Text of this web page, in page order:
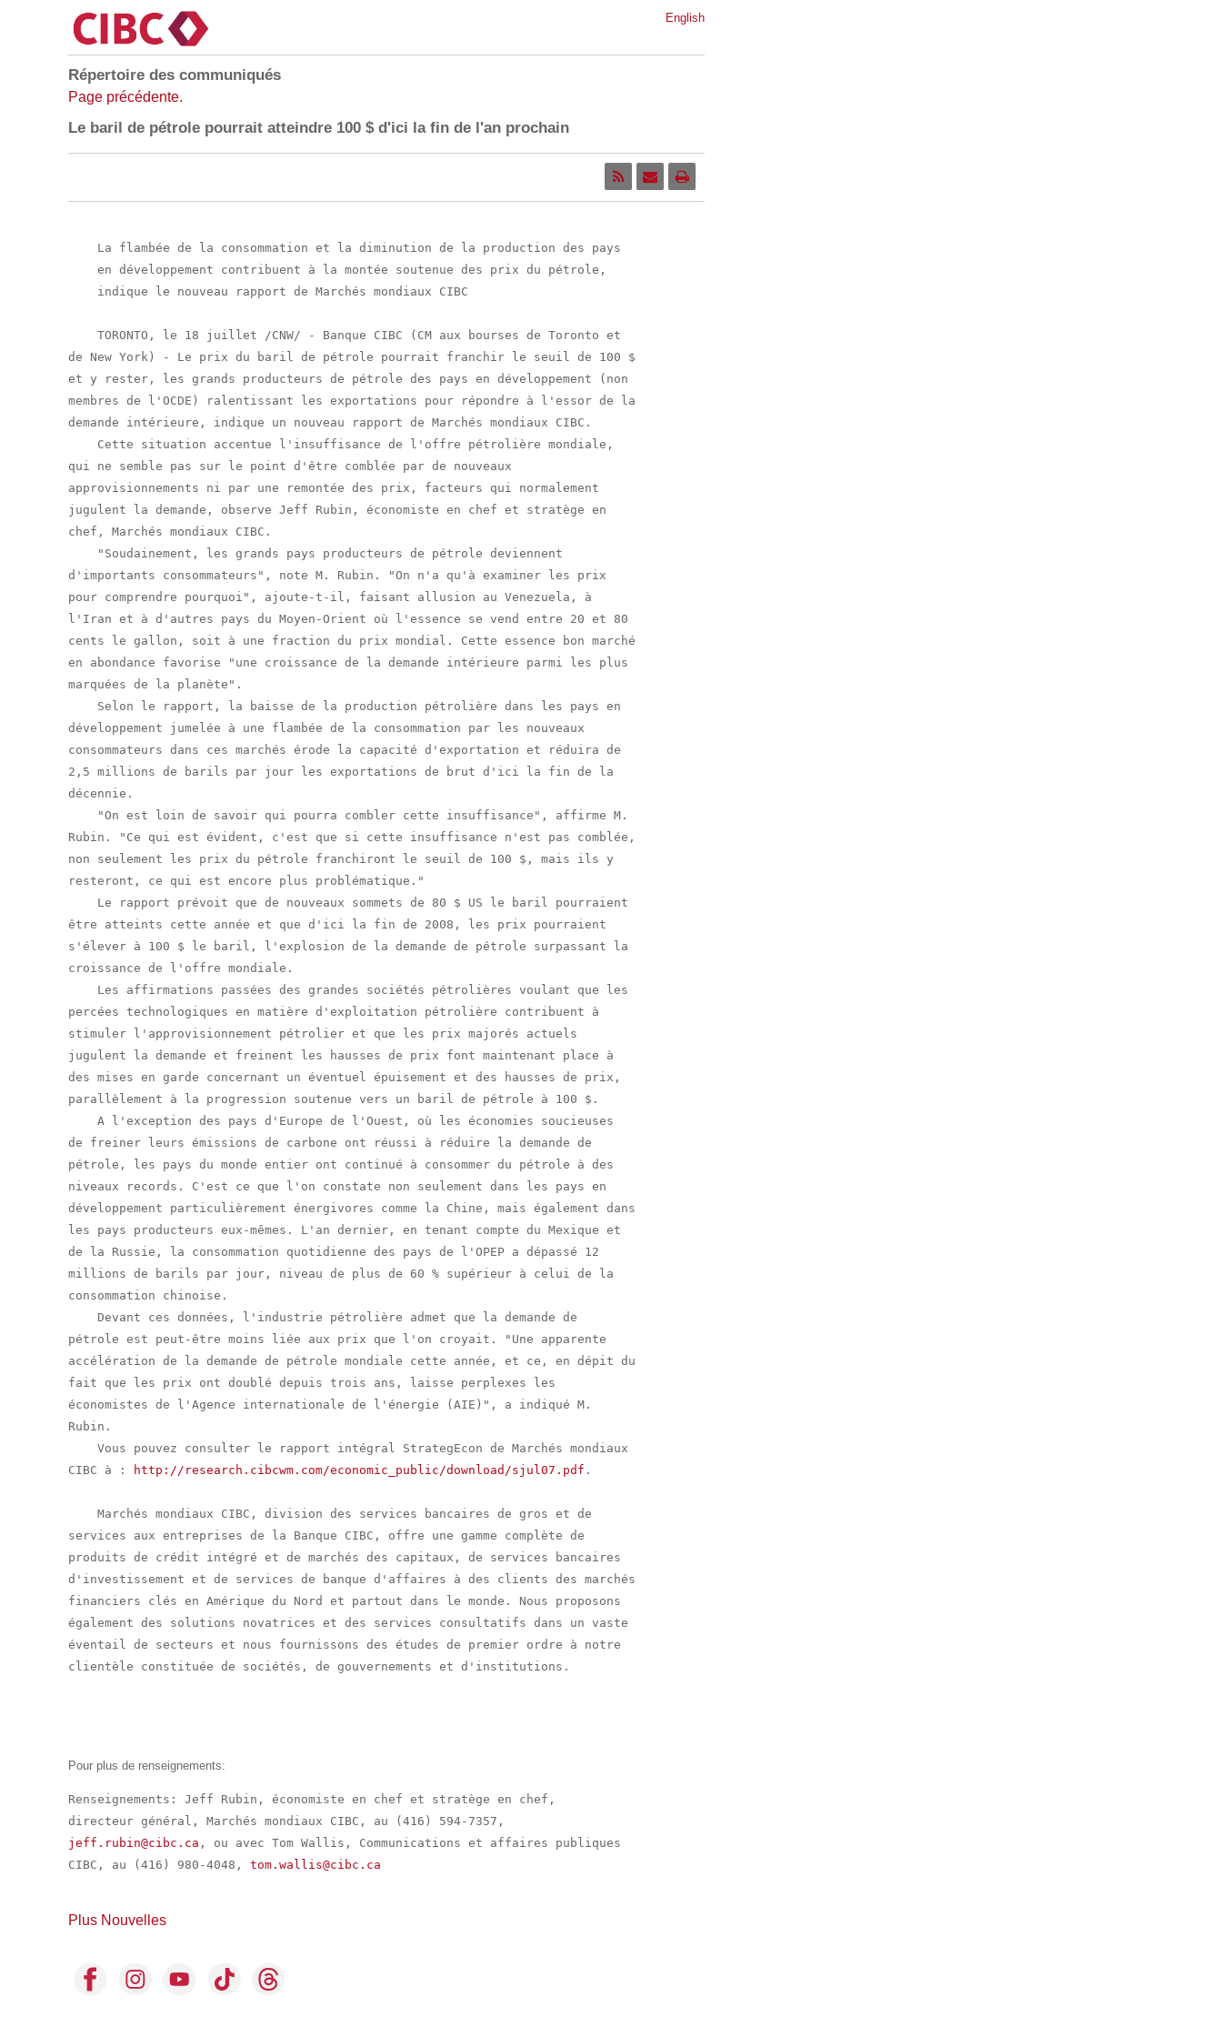
English
Répertoire des communiqués
Page précédente.
Le baril de pétrole pourrait atteindre 100 $ d'ici la fin de l'an prochain
    La flambée de la consommation et la diminution de la production des pays
    en développement contribuent à la montée soutenue des prix du pétrole,
    indique le nouveau rapport de Marchés mondiaux CIBC
    TORONTO, le 18 juillet /CNW/ - Banque CIBC (CM aux bourses de Toronto et
de New York) - Le prix du baril de pétrole pourrait franchir le seuil de 100 $
et y rester, les grands producteurs de pétrole des pays en développement (non
membres de l'OCDE) ralentissant les exportations pour répondre à l'essor de la
demande intérieure, indique un nouveau rapport de Marchés mondiaux CIBC.
    Cette situation accentue l'insuffisance de l'offre pétrolière mondiale,
qui ne semble pas sur le point d'être comblée par de nouveaux
approvisionnements ni par une remontée des prix, facteurs qui normalement
jugulent la demande, observe Jeff Rubin, économiste en chef et stratège en
chef, Marchés mondiaux CIBC.
    "Soudainement, les grands pays producteurs de pétrole deviennent
d'importants consommateurs", note M. Rubin. "On n'a qu'à examiner les prix
pour comprendre pourquoi", ajoute-t-il, faisant allusion au Venezuela, à
l'Iran et à d'autres pays du Moyen-Orient où l'essence se vend entre 20 et 80
cents le gallon, soit à une fraction du prix mondial. Cette essence bon marché
en abondance favorise "une croissance de la demande intérieure parmi les plus
marquées de la planète".
    Selon le rapport, la baisse de la production pétrolière dans les pays en
développement jumelée à une flambée de la consommation par les nouveaux
consommateurs dans ces marchés érode la capacité d'exportation et réduira de
2,5 millions de barils par jour les exportations de brut d'ici la fin de la
décennie.
    "On est loin de savoir qui pourra combler cette insuffisance", affirme M.
Rubin. "Ce qui est évident, c'est que si cette insuffisance n'est pas comblée,
non seulement les prix du pétrole franchiront le seuil de 100 $, mais ils y
resteront, ce qui est encore plus problématique."
    Le rapport prévoit que de nouveaux sommets de 80 $ US le baril pourraient
être atteints cette année et que d'ici la fin de 2008, les prix pourraient
s'élever à 100 $ le baril, l'explosion de la demande de pétrole surpassant la
croissance de l'offre mondiale.
    Les affirmations passées des grandes sociétés pétrolières voulant que les
percées technologiques en matière d'exploitation pétrolière contribuent à
stimuler l'approvisionnement pétrolier et que les prix majorés actuels
jugulent la demande et freinent les hausses de prix font maintenant place à
des mises en garde concernant un éventuel épuisement et des hausses de prix,
parallèlement à la progression soutenue vers un baril de pétrole à 100 $.
    A l'exception des pays d'Europe de l'Ouest, où les économies soucieuses
de freiner leurs émissions de carbone ont réussi à réduire la demande de
pétrole, les pays du monde entier ont continué à consommer du pétrole à des
niveaux records. C'est ce que l'on constate non seulement dans les pays en
développement particulièrement énergivores comme la Chine, mais également dans
les pays producteurs eux-mêmes. L'an dernier, en tenant compte du Mexique et
de la Russie, la consommation quotidienne des pays de l'OPEP a dépassé 12
millions de barils par jour, niveau de plus de 60 % supérieur à celui de la
consommation chinoise.
    Devant ces données, l'industrie pétrolière admet que la demande de
pétrole est peut-être moins liée aux prix que l'on croyait. "Une apparente
accélération de la demande de pétrole mondiale cette année, et ce, en dépit du
fait que les prix ont doublé depuis trois ans, laisse perplexes les
économistes de l'Agence internationale de l'énergie (AIE)", a indiqué M.
Rubin.
    Vous pouvez consulter le rapport intégral StrategEcon de Marchés mondiaux
CIBC à :
http://research.cibcwm.com/economic_public/download/sjul07.pdf .
    Marchés mondiaux CIBC, division des services bancaires de gros et de
services aux entreprises de la Banque CIBC, offre une gamme complète de
produits de crédit intégré et de marchés des capitaux, de services bancaires
d'investissement et de services de banque d'affaires à des clients des marchés
financiers clés en Amérique du Nord et partout dans le monde. Nous proposons
également des solutions novatrices et des services consultatifs dans un vaste
éventail de secteurs et nous fournissons des études de premier ordre à notre
clientèle constituée de sociétés, de gouvernements et d'institutions.
Pour plus de renseignements:
Renseignements: Jeff Rubin, économiste en chef et stratège en chef,
jeff.rubin@cibc.ca , ou avec Tom Wallis, Communications et affaires publiques
CIBC, au (416) 980-4048, tom.wallis@cibc.ca
Plus Nouvelles